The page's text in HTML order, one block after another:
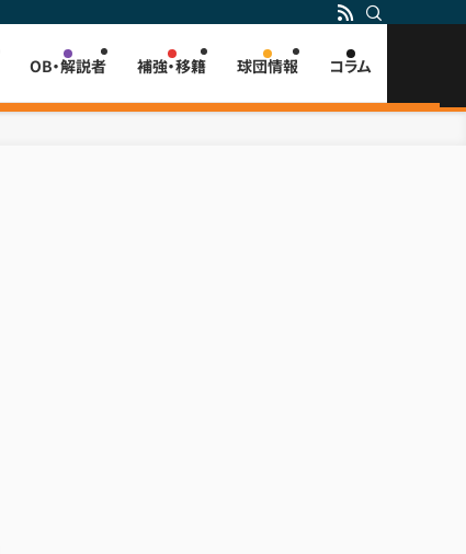
OB・解説者 補強・移籍 球団情報 コラム